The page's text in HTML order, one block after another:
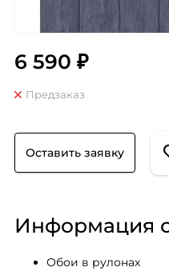
6 590 ₽
Предзаказ
Оставить заявку
Информация
Обои в рулонах